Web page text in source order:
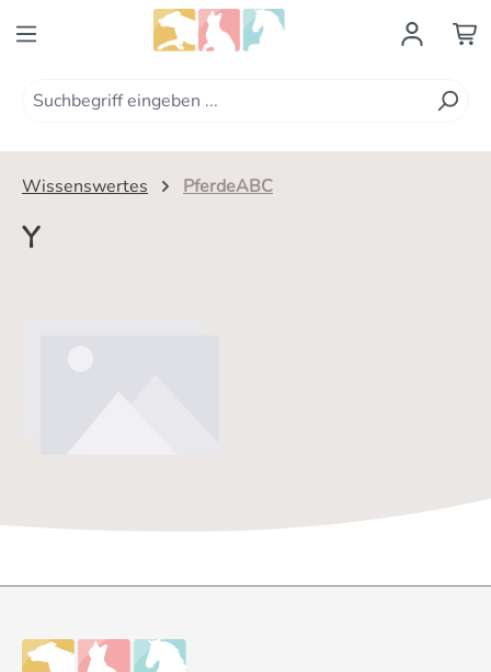
Zum Hauptinhalt springen
Wissenswertes PferdeABC
Y